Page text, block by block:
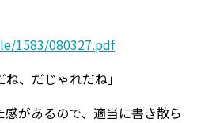
1583/080327.pdf
、だじゃれだね」
があるので、適当に書き散ら